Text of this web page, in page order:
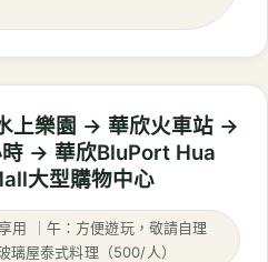
上樂園 → 華欣火車站 →
時 → 華欣BluPort Hua
大型購物中心
用 ｜午：方便遊玩，敬請自理
璃屋泰式料理（500/人）